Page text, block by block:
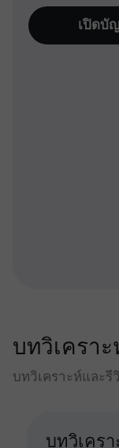
เปิดบั
บทวิเคราะ
บทวิเคราะห์และรี
บทวิเคร